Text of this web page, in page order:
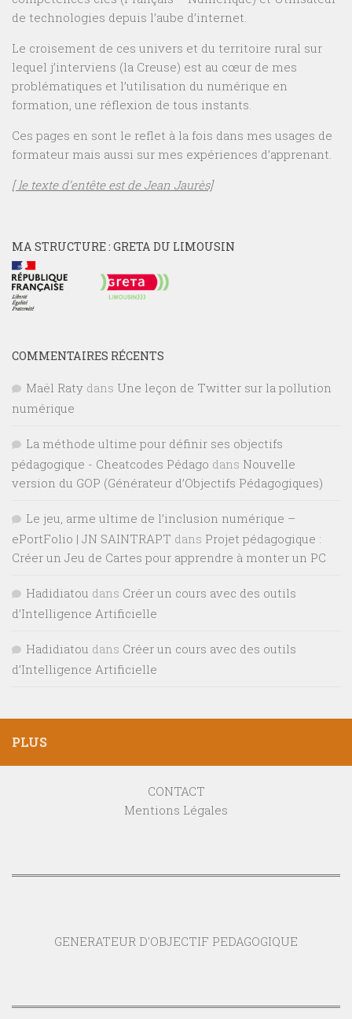
de technologies depuis l’aube d’internet.
Le croisement de ces univers et du territoire rural sur
lequel j’interviens (la Creuse) est au cœur de mes
problématiques et l’utilisation du numérique en
formation, une réflexion de tous instants.
Ces pages en sont le reflet à la fois dans mes usages de
formateur mais aussi sur mes expériences d’apprenant.
[ le texte d’entête est de Jean Jaurès]
MA STRUCTURE : GRETA DU LIMOUSIN
COMMENTAIRES RÉCENTS
Maël Raty dans Une leçon de Twitter sur la pollution
numérique
La méthode ultime pour définir ses objectifs
pédagogique - Cheatcodes Pédago dans Nouvelle
version du GOP (Générateur d’Objectifs Pédagogiques)
Le jeu, arme ultime de l’inclusion numérique –
ePortFolio | JN SAINTRAPT dans Projet pédagogique :
Créer un Jeu de Cartes pour apprendre à monter un PC
Hadidiatou dans Créer un cours avec des outils
d’Intelligence Artificielle
Hadidiatou dans Créer un cours avec des outils
d’Intelligence Artificielle
PLUS
CONTACT
Mentions Légales
GENERATEUR D'OBJECTIF PEDAGOGIQUE